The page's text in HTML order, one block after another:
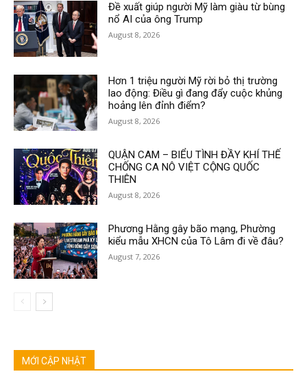
Đề xuất giúp người Mỹ làm giàu từ bùng
nổ AI của ông Trump
August 8, 2026
Hơn 1 triệu người Mỹ rời bỏ thị trường
lao động: Điều gì đang đẩy cuộc khủng
hoảng lên đỉnh điểm?
August 8, 2026
QUẬN CAM – BIỂU TÌNH ĐẦY KHÍ THẾ
CHỐNG CA NÔ VIỆT CỘNG QUỐC
THIÊN
August 8, 2026
Phương Hằng gây bão mạng, Phường
kiểu mẫu XHCN của Tô Lâm đi về đâu?
August 7, 2026
MỚI CẬP NHẬT